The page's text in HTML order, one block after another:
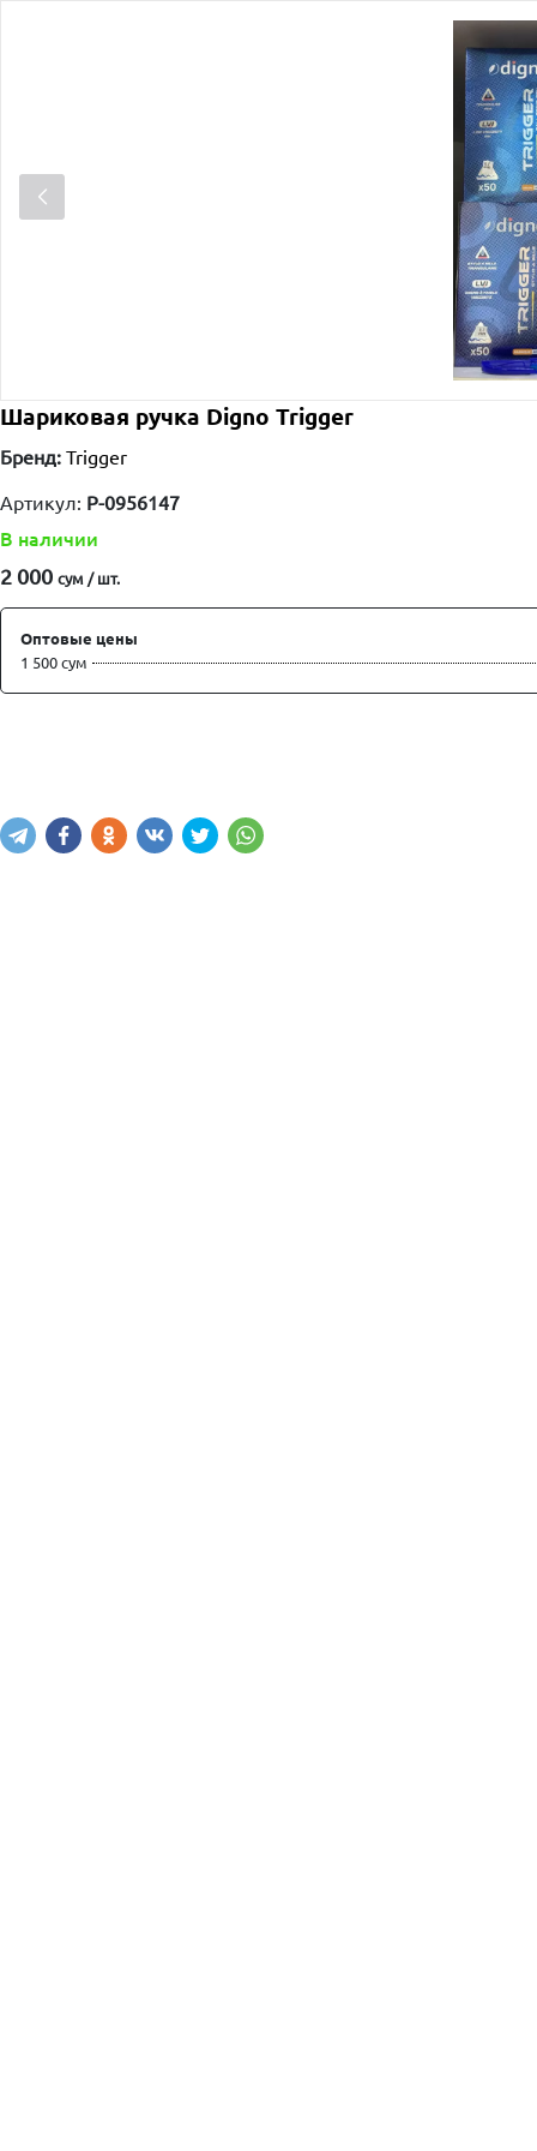
Шариковая ручка Digno Trigger
Бренд: Trigger
Артикул: P-0956147
В наличии
2 000 сум / шт.
Оптовые цены
1 500 сум